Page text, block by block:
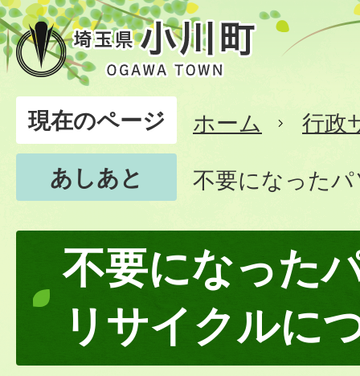
現在のページ ホーム
行政
あしあと
不要になった
不要になった
リサイクルに